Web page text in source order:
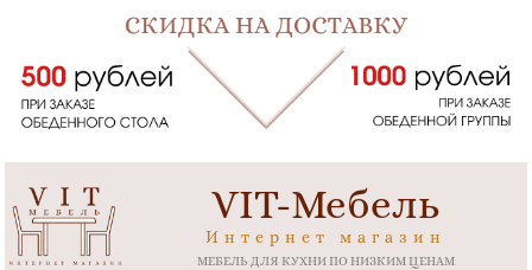
VIT-Мебель
Интернет магазин
МЕБЕЛЬ ДЛЯ КУХНИ ПО НИЗКИМ ЦЕНАМ